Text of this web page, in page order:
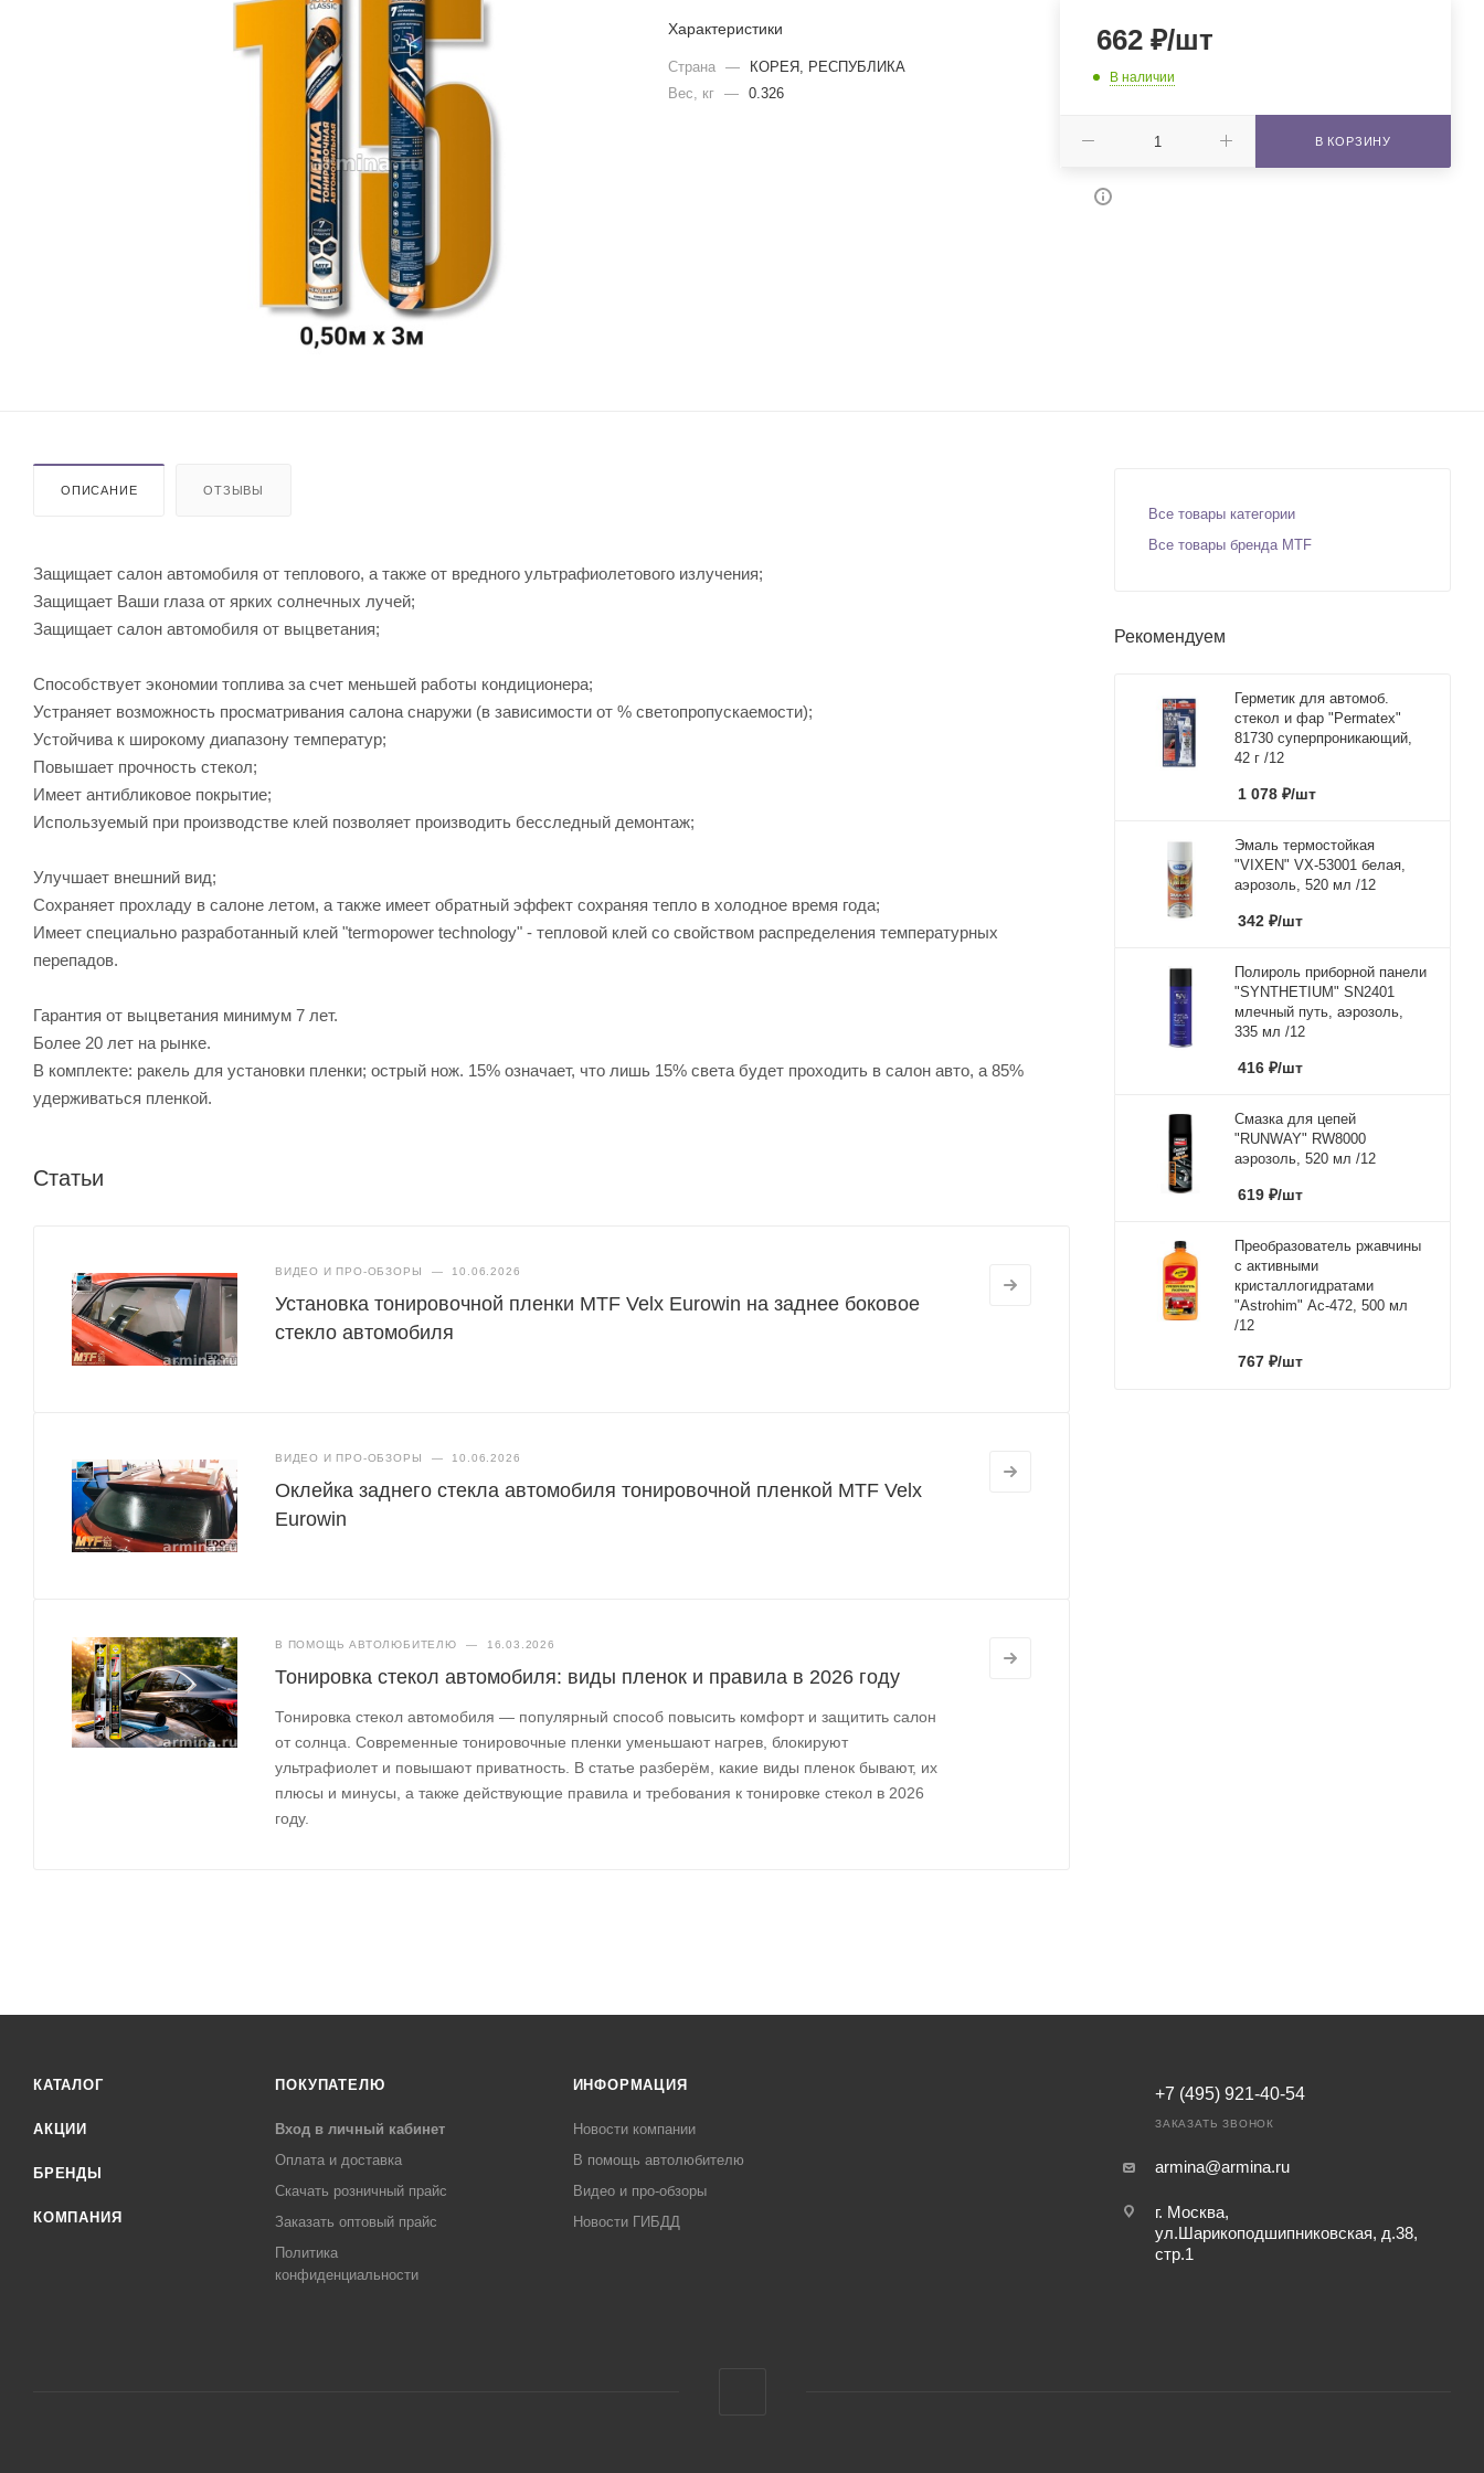
Характеристики
Страна —
КОРЕЯ, РЕСПУБЛИКА
Вес, кг
— 0.326
662₽/шт
В наличии
В КОРЗИНУ
ОПИСАНИЕ ОТЗЫВЫ
Защищает салон автомобиля от теплового, а также от вредного ультрафиолетового излучения;
Защищает Ваши глаза от ярких солнечных лучей;
Защищает салон автомобиля от выцветания;
Способствует экономии топлива за счет меньшей работы кондиционера;
Устраняет возможность просматривания салона снаружи (в зависимости от % светопропускаемости);
Устойчива к широкому диапазону температур;
Повышает прочность стекол;
Имеет антибликовое покрытие;
Используемый при производстве клей позволяет производить бесследный демонтаж;
Улучшает внешний вид;
Сохраняет прохладу в салоне летом, а также имеет обратный эффект сохраняя тепло в холодное время года;
Имеет специально разработанный клей "termopower technology" - тепловой клей со свойством распределения температурных
перепадов.
Гарантия от выцветания минимум 7 лет.
Более 20 лет на рынке.
В комплекте: ракель для установки пленки; острый нож. 15% означает, что лишь 15% света будет проходить в салон авто, а 85%
удерживаться пленкой.
Статьи
ВИДЕО И ПРО-ОБЗОРЫ — 10.06.2026
Установка тонировочной пленки MTF Velx Eurowin на заднее боковое
стекло автомобиля
ВИДЕО И ПРО-ОБЗОРЫ — 10.06.2026
Оклейка заднего стекла автомобиля тонировочной пленкой MTF Velx
Eurowin
В ПОМОЩЬ АВТОЛЮБИТЕЛЮ — 16.03.2026
Тонировка стекол автомобиля: виды пленок и правила в 2026 году
Тонировка стекол автомобиля — популярный способ повысить комфорт и защитить салон
от солнца. Современные тонировочные пленки уменьшают нагрев, блокируют
ультрафиолет и повышают приватность. В статье разберём, какие виды пленок бывают, их
плюсы и минусы, а также действующие правила и требования к тонировке стекол в 2026
году.
Все товары категории
Все товары бренда MTF
Рекомендуем
Герметик для автомоб.
стекол и фар "Permatex"
81730 суперпроникающий,
42 г /12
1 078 ₽/шт
Эмаль термостойкая
"VIXEN" VX-53001 белая,
аэрозоль, 520 мл /12
342 ₽/шт
Полироль приборной панели
"SYNTHETIUM" SN2401
млечный путь, аэрозоль,
335 мл /12
416 ₽/шт
Смазка для цепей
"RUNWAY" RW8000
аэрозоль, 520 мл /12
619 ₽/шт
Преобразователь ржавчины
с активными
кристаллогидратами
"Astrohim" Ас-472, 500 мл
/12
767 ₽/шт
КАТАЛОГ
АКЦИИ
БРЕНДЫ
КОМПАНИЯ
ПОКУПАТЕЛЮ
Вход в личный кабинет
Оплата и доставка
Скачать розничный прайс
Заказать оптовый прайс
Политика
конфиденциальности
ИНФОРМАЦИЯ
Новости компании
В помощь автолюбителю
Видео и про-обзоры
Новости ГИБДД
+7 (495) 921-40-54
ЗАКАЗАТЬ ЗВОНОК
armina@armina.ru
г. Москва,
ул.Шарикоподшипниковская, д.38,
стр.1